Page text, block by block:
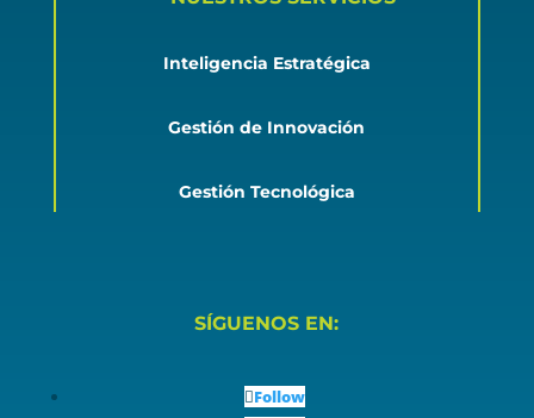
Inteligencia Estratégica
Gestión de Innovación
Gestión Tecnológica
SÍGUENOS EN:
Follow